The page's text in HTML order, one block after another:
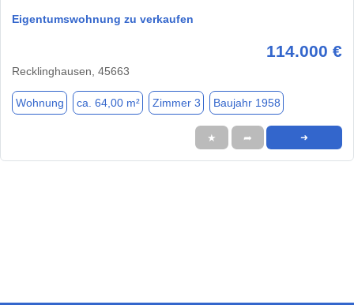
Eigentumswohnung zu verkaufen
114.000 €
Recklinghausen, 45663
Wohnung ca. 64,00 m² Zimmer 3 Baujahr 1958
★ ➦ ➜